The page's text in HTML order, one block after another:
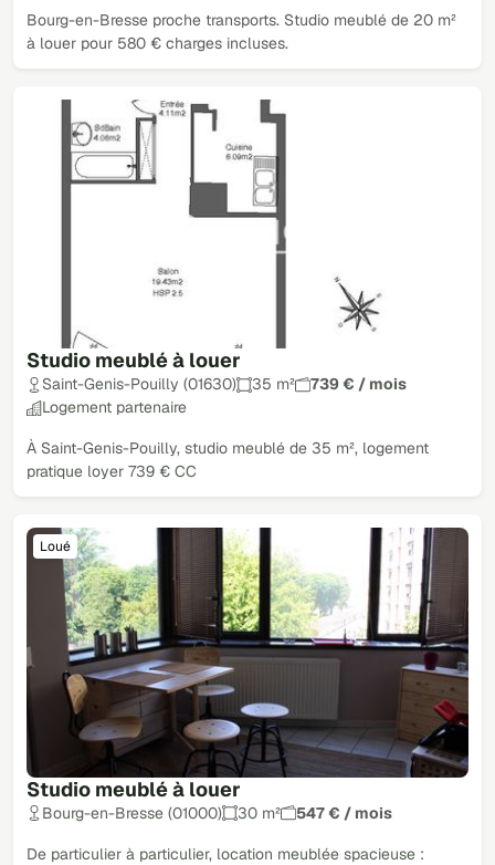
Bourg-en-Bresse proche transports. Studio meublé de 20 m²
à louer pour 580 € charges incluses.
Studio meublé à louer
Saint-Genis-Pouilly (01630) 35 m²
739 € / mois
Logement partenaire
À Saint-Genis-Pouilly, studio meublé de 35 m², logement
pratique loyer 739 € CC
Studio meublé à louer
Loué
Bourg-en-Bresse (01000) 30 m² 547 € / mois
De particulier à particulier, location meublée spacieuse :